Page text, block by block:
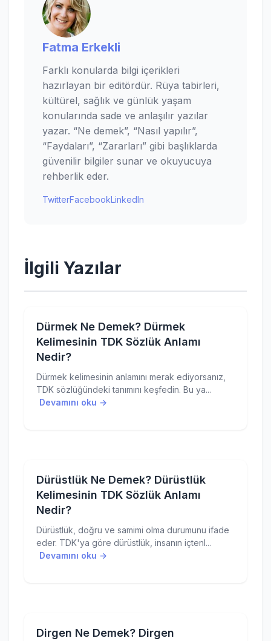
Fatma Erkekli
Farklı konularda bilgi içerikleri
hazırlayan bir editördür. Rüya tabirleri,
kültürel, sağlık ve günlük yaşam
konularında sade ve anlaşılır yazılar
yazar. “Ne demek”, “Nasıl yapılır”,
“Faydaları”, “Zararları” gibi başlıklarda
güvenilir bilgiler sunar ve okuyucuya
rehberlik eder.
TwitterFacebookLinkedIn
İlgili Yazılar
Dürmek Ne Demek? Dürmek
Kelimesinin TDK Sözlük Anlamı
Nedir?
Dürmek kelimesinin anlamını merak ediyorsanız,
TDK sözlüğündeki tanımını keşfedin. Bu ya...
Devamını oku →
Dürüstlük Ne Demek? Dürüstlük
Kelimesinin TDK Sözlük Anlamı
Nedir?
Dürüstlük, doğru ve samimi olma durumunu ifade
eder. TDK'ya göre dürüstlük, insanın içtenl...
Devamını oku →
Dirgen Ne Demek? Dirgen